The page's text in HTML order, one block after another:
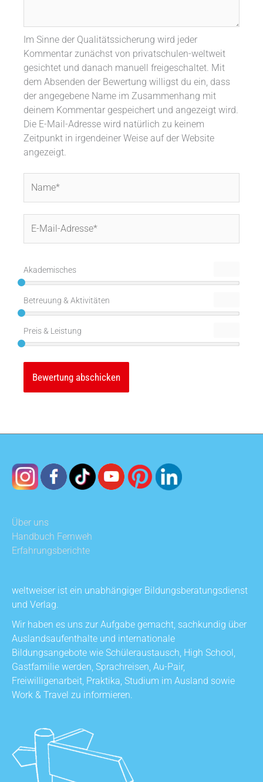
Im Sinne der Qualitätssicherung wird jeder
Kommentar zunächst von privatschulen-weltweit
gesichtet und danach manuell freigeschaltet. Mit
dem Absenden der Bewertung willigst du ein, dass
der angegebene Name im Zusammenhang mit
deinem Kommentar gespeichert und angezeigt wird.
Die E-Mail-Adresse wird natürlich zu keinem
Zeitpunkt in irgendeiner Weise auf der Website
angezeigt.
Mail-
Akademisches
Betreuung & Aktivitäten
Preis & Leistung
Über uns
Handbuch Fernweh
Erfahrungsberichte
weltweiser ist ein unabhängiger Bildungsberatungsdienst
und Verlag.
Wir haben es uns zur Aufgabe gemacht, sachkundig über
Auslandsaufenthalte und internationale
Bildungsangebote wie Schüleraustausch, High School,
Gastfamilie werden, Sprachreisen, Au-Pair,
Freiwilligenarbeit, Praktika, Studium im Ausland sowie
Work & Travel zu informieren.